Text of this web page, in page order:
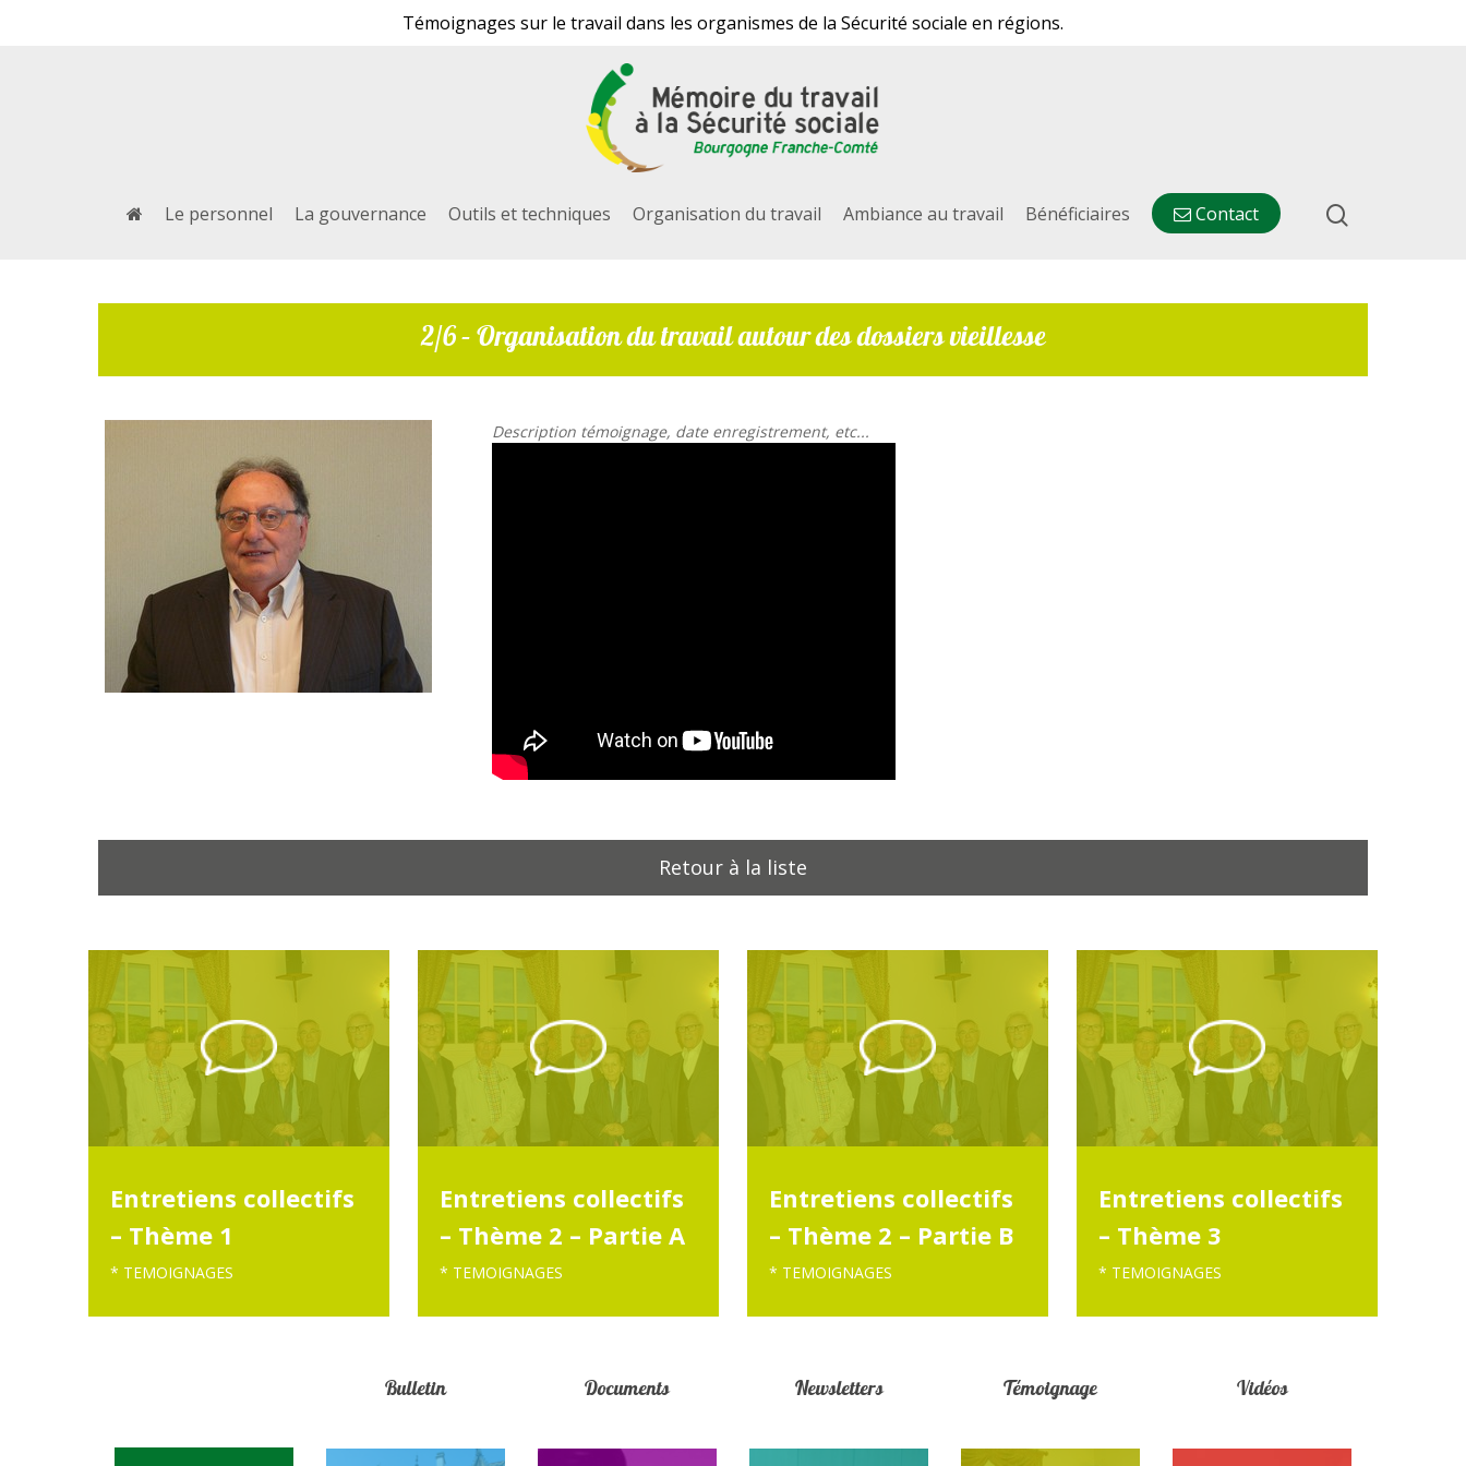
Témoignages sur le travail dans les organismes de la Sécurité sociale en régions.
Le personnel La gouvernance Outils et techniques Organisation du travail Ambiance au travail Bénéficiaires Contact
2/6 – Organisation du travail autour des dossiers vieillesse
Description témoignage, date enregistrement, etc...
Retour à la liste
Entretiens collectifs
– Thème 1
* TEMOIGNAGES
Entretiens collectifs
– Thème 2 – Partie A
* TEMOIGNAGES
Entretiens collectifs
– Thème 2 – Partie B
* TEMOIGNAGES
Entretiens collectifs
– Thème 3
* TEMOIGNAGES
Bulletin Documents Newsletters Témoignage Vidéos